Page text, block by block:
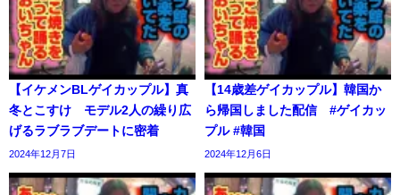
【イケメンBLゲイカップル】真
冬とこすけ モデル2人の繰り広
げるラブラブデートに密着
2024年12月7日
【14歳差ゲイカップル】韓国か
ら帰国しました配信 #ゲイカッ
プル #韓国
2024年12月6日